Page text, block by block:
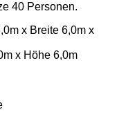
40 Personen.
x Breite 6,0m x
x Höhe 6,0m